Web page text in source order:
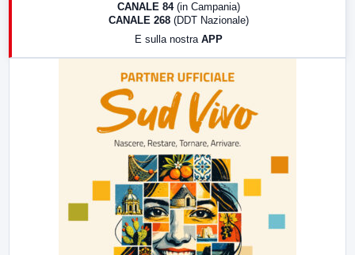
CANALE 84 (in Campania)
CANALE 268 (DDT Nazionale)
E sulla nostra APP